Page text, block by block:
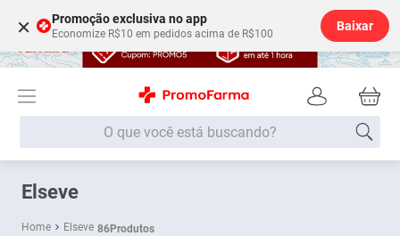
× Promoção exclusiva no app
Economize R$10 em pedidos acima de R$100
Baixar
O que você está buscando?
Elseve
Elseve 86Produtos
Termos mais buscados
1 º Fralda